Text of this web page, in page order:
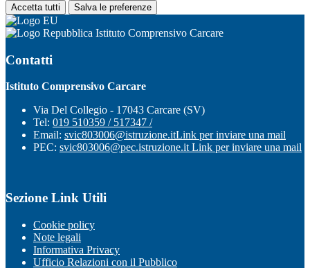
Accetta tutti Salva le preferenze
Istituto Comprensivo Carcare
Contatti
Istituto Comprensivo Carcare
Via Del Collegio - 17043 Carcare (SV)
Tel: 019 510359 / 517347 /
Email: svic803006@istruzione.itLink per inviare una mail
PEC: svic803006@pec.istruzione.it Link per inviare una mail
Sezione Link Utili
Cookie policy
Note legali
Informativa Privacy
Ufficio Relazioni con il Pubblico